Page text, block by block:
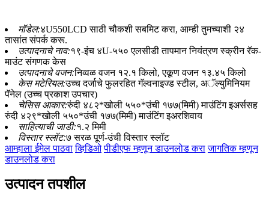
मॉडेल:४U550LCD साठी चौकशी सबमिट करा, आम्ही तुमच्याशी २४
तासांत संपर्क करू.
उत्पादनाचे नाव:१९-इंच ४U-५५० एलसीडी तापमान नियंत्रण स्क्रीन रॅक-
माउंट संगणक केस
उत्पादनाचे वजन:निव्वळ वजन १२.१ किलो, एकूण वजन १३.४५ किलो
केस मटेरियल:उच्च दर्जाचे फुलरहित गॅल्वनाइज्ड स्टील, अॅल्युमिनियम
पॅनेल (उच्च प्रकाश उपचार)
चेसिस आकार:रुंदी ४८२*खोली ५५०*उंची १७७(मिमी) माउंटिंग इअर्ससह
रुंदी ४२९*खोली ५५०*उंची १७७(मिमी) माउंटिंग इअरशिवाय
साहित्याची जाडी:१.२ मिमी
विस्तार स्लॉट:७ सरळ पूर्ण-उंची विस्तार स्लॉट
आम्हाला ईमेल पाठवा व्हिडिओ पीडीएफ म्हणून डाउनलोड करा जागतिक म्हणून
डाउनलोड करा
उत्पादन तपशील